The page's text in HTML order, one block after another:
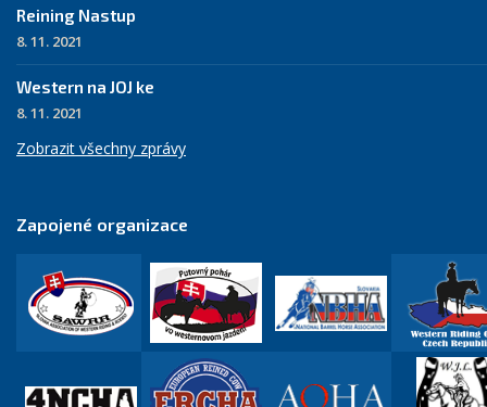
Reining Nastup
8. 11. 2021
Western na JOJ ke
8. 11. 2021
Zobrazit všechny zprávy
Zapojené organizace